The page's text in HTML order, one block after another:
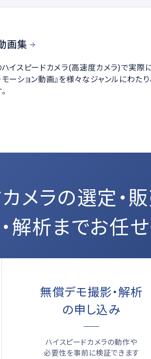
画集
ハイスピードカメラ(高速度カメラ)で実際
モーション動画』を様々なジャンルにわた
メラの選定・
解析までお任
無償デモ撮影・解析
の申し込み
ハイスピードカメラの動作や
必要性を事前に検証できます